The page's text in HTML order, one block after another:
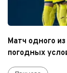
Матч одного
погодных